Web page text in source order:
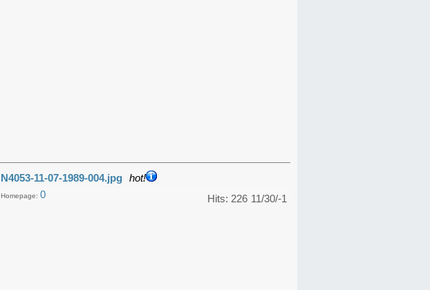
N4053-11-07-1989-004.jpg hot!
11/30/-1
Hits: 226
Homepage: 0